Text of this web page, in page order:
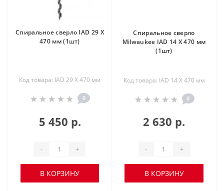
Спиральное сверло IAD 29 X
470 мм (1шт)
Код товара: IAD 29 X 470 мм
0
5 450 р.
- +
В КОРЗИНУ
Спиральное сверло
Milwaukee IAD 14 X 470 мм
(1шт)
Код товара: IAD 14 X 470 мм
0
2 630 р.
- +
В КОРЗИНУ